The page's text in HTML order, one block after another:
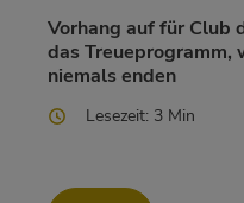
Vorhang auf für Club
das Treueprogramm,
niemals enden
Lesezeit: 3 Min